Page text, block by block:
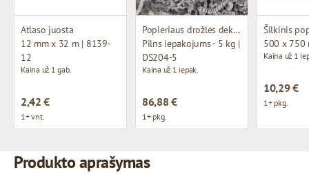
Atlaso juosta
12 mm x 32 m | 8139-
12
Kaina už 1 gab.
2,42 €
1+ vnt.
Popieriaus drožlės dekoravimui
Pilns iepakojums - 5 kg |
DS204-5
Kaina už 1 iepak.
86,88 €
1+ pkg.
Šilkinis
500 x 750
Kaina už 1
10,29 €
1+ pkg.
Produkto aprašymas